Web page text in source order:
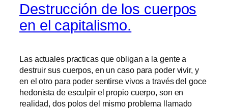
Destrucción de los cuerpos
en el capitalismo.
Las actuales practicas que obligan a la gente a
destruir sus cuerpos, en un caso para poder vivir, y
en el otro para poder sentirse vivos a través del goce
hedonista de esculpir el propio cuerpo, son en
realidad, dos polos del mismo problema llamado